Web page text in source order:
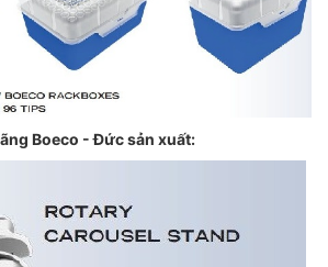
Boeco - Đức sản xuất: